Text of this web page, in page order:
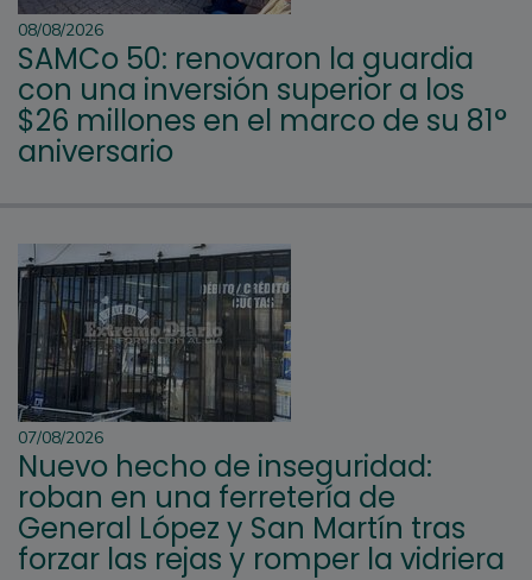
08/08/2026
SAMCo 50: renovaron la guardia
con una inversión superior a los
$26 millones en el marco de su 81°
aniversario
07/08/2026
Nuevo hecho de inseguridad:
roban en una ferretería de
General López y San Martín tras
forzar las rejas y romper la vidriera